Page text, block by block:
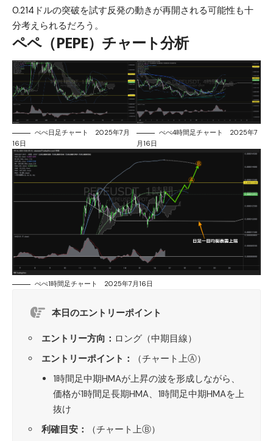
0.214ドルの突破を試す反発の動きが再開される可能性も十
分考えられるだろう。
ペペ（PEPE）チャート分析
ぺぺ日足チャート 2025年7月
16日
ぺぺ4時間足チャート 2025年7
月16日
ぺぺ1時間足チャート 2025年7月16日
本日のエントリーポイント
エントリー方向： ロング（中期目線）
エントリーポイント：
（チャート上Ⓐ）
1時間足中期HMAが上昇の波を形成しながら、
価格が1時間足長期HMA、1時間足中期HMAを上
抜け
利確目安：
（チャート上Ⓑ）